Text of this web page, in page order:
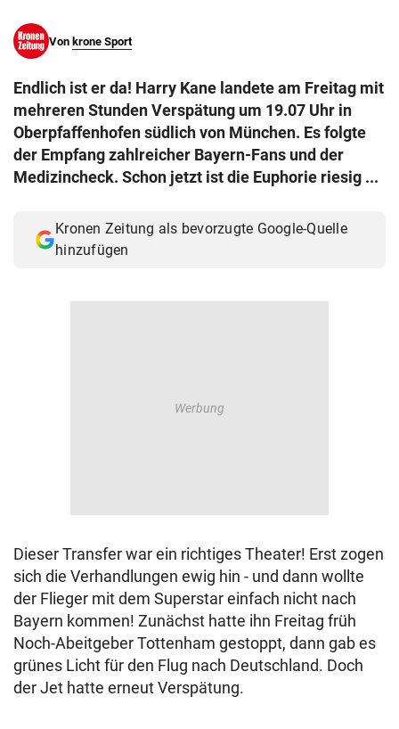
Von krone Sport
Endlich ist er da! Harry Kane landete am Freitag mit
mehreren Stunden Verspätung um 19.07 Uhr in
Oberpfaffenhofen südlich von München. Es folgte
der Empfang zahlreicher Bayern-Fans und der
Medizincheck. Schon jetzt ist die Euphorie riesig ...
Kronen Zeitung als bevorzugte Google-Quelle
hinzufügen
Dieser Transfer war ein richtiges Theater! Erst zogen
sich die Verhandlungen ewig hin - und dann wollte
der Flieger mit dem Superstar einfach nicht nach
Bayern kommen! Zunächst hatte ihn Freitag früh
Noch-Abeitgeber Tottenham gestoppt, dann gab es
grünes Licht für den Flug nach Deutschland. Doch
der Jet hatte erneut Verspätung.